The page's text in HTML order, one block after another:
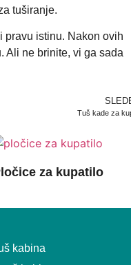
tuširanje.
pravu istinu. Nakon ovih
Ali ne brinite, vi ga sada
Tuš kade za
za kupatilo
kabina